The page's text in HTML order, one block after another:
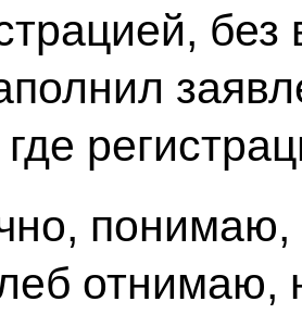
где
понимаю,